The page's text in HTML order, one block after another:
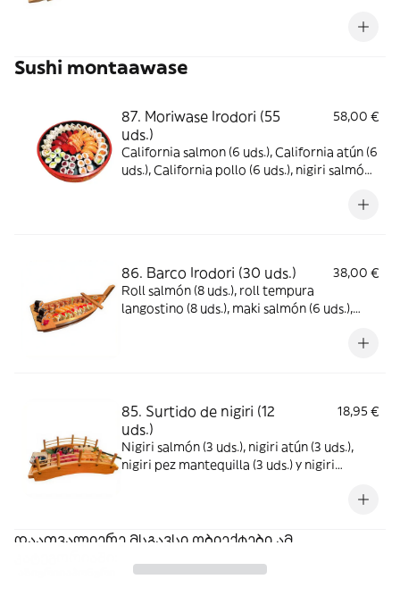
Sushi montaawase
87. Moriwase Irodori (55
uds.)
58,00 €
California salmon (6 uds.), California atún (6
uds.), California pollo (6 uds.), nigiri salmón
uds.), maki atún (6 uds.), maki aguacate (6
86. Barco Irodori (30 uds.)
38,00 €
Roll salmón (8 uds.), roll tempura
langostino (8 uds.), maki salmón (6 uds.),
85. Surtido de nigiri (12
uds.)
18,95 €
Nigiri salmón (3 uds.), nigiri atún (3 uds.),
nigiri pez mantequilla (3 uds.) y nigiri
დაათვალიერე მსგავსი ობიექტები ამ